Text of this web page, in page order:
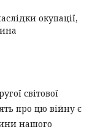
окупації,
світової
про цю війну є
нашого